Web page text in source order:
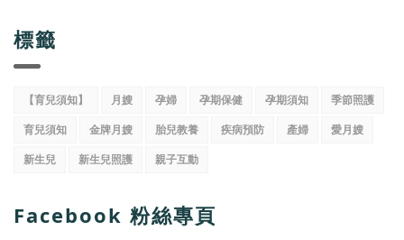
標籤
【育兒須知】 月嫂 孕婦 孕期保健 孕期須知
季節照護
育兒須知
金牌月嫂 胎兒教養 疾病預防 產婦
愛月嫂
新生兒
新生兒照護 親子互動
Facebook 粉絲專頁